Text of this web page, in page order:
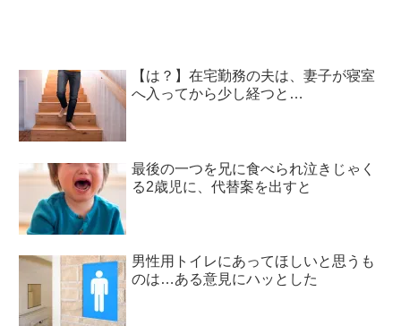
【は？】在宅勤務の夫は、妻子が寝室
へ入ってから少し経つと…
最後の一つを兄に食べられ泣きじゃく
る2歳児に、代替案を出すと
男性用トイレにあってほしいと思うも
のは…ある意見にハッとした